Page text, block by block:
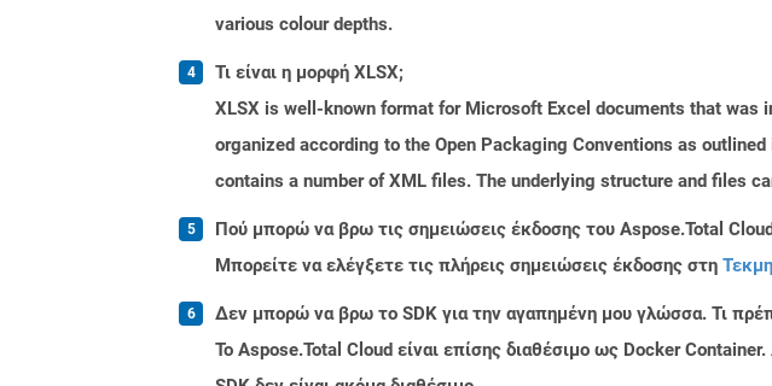
various colour depths.
Τι είναι η μορφή XLSX;
XLSX is well-known format for Microsoft Excel documents that
organized according to the Open Packaging Conventions as
contains a number of XML files. The underlying structure and files
Πού μπορώ να βρω τις σημειώσεις έκδοσης του Aspose.Total
Μπορείτε να ελέγξετε τις πλήρεις σημειώσεις έκδοσης στη
Δεν μπορώ να βρω το SDK για την αγαπημένη μου γλώσσα. Τι
Το Aspose.Total Cloud είναι επίσης διαθέσιμο ως Docker